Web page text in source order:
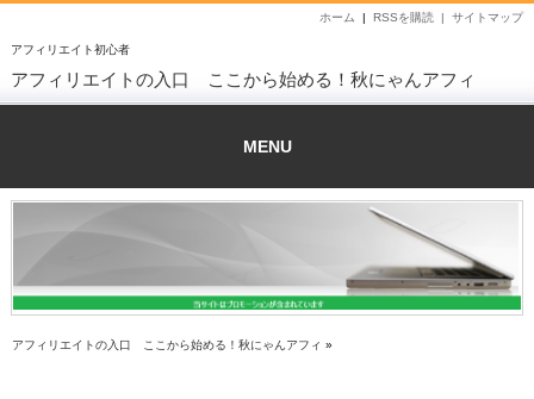
アフィリエイト初心者
サイトマップ
RSSを購読 |
ホーム |
アフィリエイトの入口 ここから始める！秋にゃんアフィ
MENU
アフィリエイトの入口 ここから始める！秋にゃんアフィ »